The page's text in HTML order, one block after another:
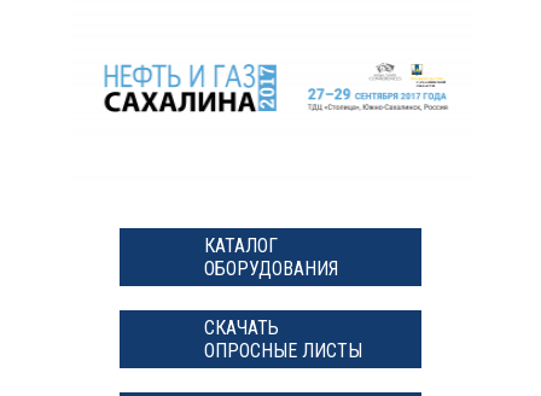
КАТАЛОГ
ОБОРУДОВАНИЯ
СКАЧАТЬ
ОПРОСНЫЕ ЛИСТЫ